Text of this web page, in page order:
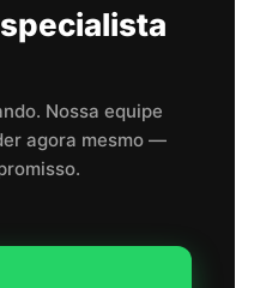
Nossa equipe
agora mesmo —